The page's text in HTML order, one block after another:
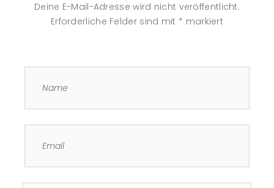
Deine E-Mail-Adresse wird nicht veröffentlicht.
Erforderliche Felder sind mit * markiert